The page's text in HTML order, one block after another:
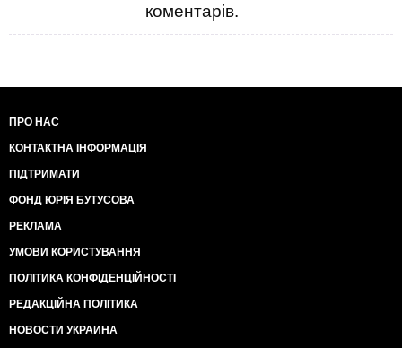
коментарів.
ПРО НАС
КОНТАКТНА ІНФОРМАЦІЯ
ПІДТРИМАТИ
ФОНД ЮРІЯ БУТУСОВА
РЕКЛАМА
УМОВИ КОРИСТУВАННЯ
ПОЛІТИКА КОНФІДЕНЦІЙНОСТІ
РЕДАКЦІЙНА ПОЛІТИКА
НОВОСТИ УКРАИНА